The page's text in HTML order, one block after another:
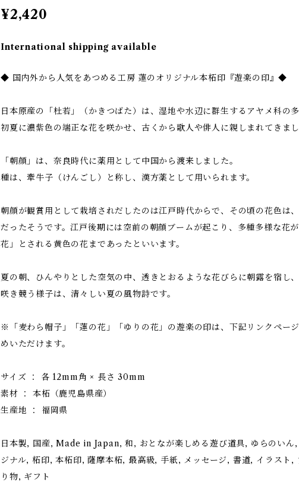
¥2,420
International shipping available
◆ 国内外から人気をあつめる工房 蓮のオリジナル本柘印『遊楽の印』◆
日本原産の「杜若」（かきつばた）は、湿地や水辺に群生するアヤメ科の多
初夏に濃紫色の端正な花を咲かせ、古くから歌人や俳人に親しまれてきまし
「朝顔」は、奈良時代に薬用として中国から渡来しました。
種は、牽牛子（けんごし）と称し、漢方薬として用いられます。
朝顔が観賞用として栽培されだしたのは江戸時代からで、その頃の花色は
だったそうです。江戸後期には空前の朝顔ブームが起こり、多種多様な花
花」とされる黄色の花まであったといいます。
夏の朝、ひんやりとした空気の中、透きとおるような花びらに朝露を宿し
咲き競う様子は、清々しい夏の風物詩です。
※「麦わら帽子」「蓮の花」「ゆりの花」の遊楽の印は、下記リンクペー
めいただけます。
サイズ ： 各 12mm角 × 長さ 30mm
素材 ： 本柘（鹿児島県産）
生産地 ： 福岡県
日本製, 国産, Made in Japan, 和, おとなが楽しめる遊び道具, ゆらのいん,
ジナル, 柘印, 本柘印, 薩摩本柘, 最高級, 手紙, メッセージ, 書道, イラスト,
り物, ギフト